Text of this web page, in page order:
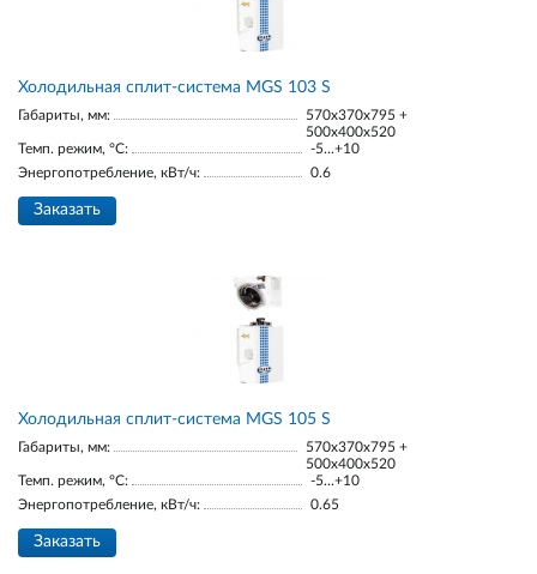
Холодильная сплит-система MGS 103 S
Габариты, мм:
570x370x795 +
500x400x520
Темп. режим, °С:
-5...+10
Энергопотребление, кВт/ч:
0.6
Заказать
Холодильная сплит-система MGS 105 S
Габариты, мм:
570x370x795 +
500x400x520
Темп. режим, °С:
-5...+10
Энергопотребление, кВт/ч:
0.65
Заказать